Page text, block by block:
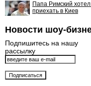
Папа Римский
приехать в Киев
Новости шоу-
Подпишитесь на нашу
рассылку